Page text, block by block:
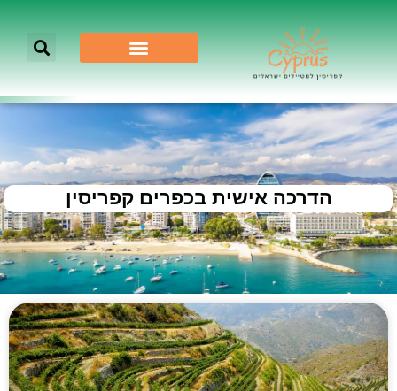
הדרכה אישית בכפרים קפריסין